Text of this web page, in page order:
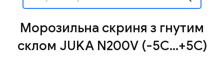
Морозильна скриня з гнутим
склом JUKA N200V (-5С...+5С)